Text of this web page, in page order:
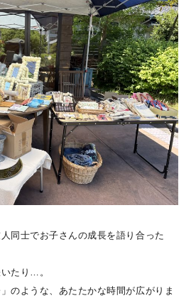
て虫取りアミを手に飛びだせば、今まで
てくる。「空の色が変わってきたなー」
きを読む
BESS広島 夏
2026年08月09日
同士でお子さんの成長を語り合った
たり…。
のような、あたたかな時間が広がりま